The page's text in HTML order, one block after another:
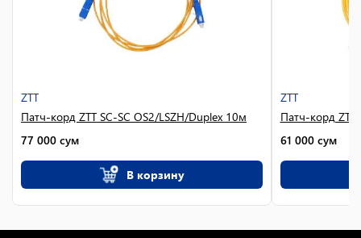
ZTT
Патч-корд ZTT SC-SC OS2/LSZH/Duplex 10м
77 000 сум
В корзину
ZTT
Патч-корд ZTT
61 000 сум